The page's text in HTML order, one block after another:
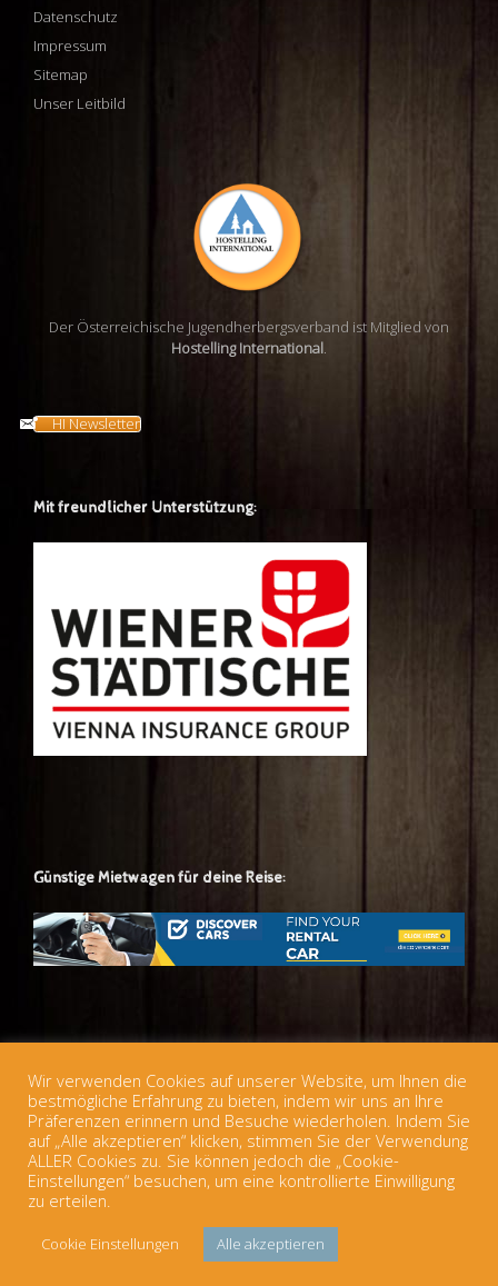
Datenschutz
Impressum
Sitemap
Unser Leitbild
Der Österreichische Jugendherbergsverband ist Mitglied von
Hostelling International.
HI Newsletter
Mit freundlicher Unterstützung:
Günstige Mietwagen für deine Reise:
bySiteOrigin
Wir verwenden Cookies auf unserer Website, um Ihnen die
bestmögliche Erfahrung zu bieten, indem wir uns an Ihre
Präferenzen erinnern und Besuche wiederholen. Indem Sie
auf „Alle akzeptieren“ klicken, stimmen Sie der Verwendung
ALLER Cookies zu. Sie können jedoch die „Cookie-
Einstellungen“ besuchen, um eine kontrollierte Einwilligung
zu erteilen.
Cookie Einstellungen Alle akzeptieren